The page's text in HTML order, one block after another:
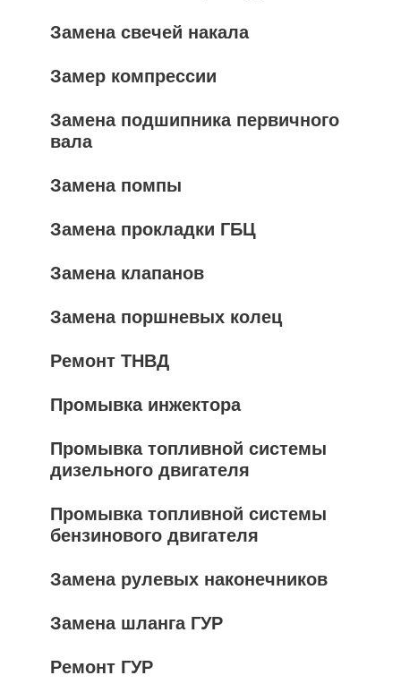
Замена свечей накала
Замер компрессии
Замена подшипника первичного
вала
Замена помпы
Замена прокладки ГБЦ
Замена клапанов
Замена поршневых колец
Ремонт ТНВД
Промывка инжектора
Промывка топливной системы
дизельного двигателя
Промывка топливной системы
бензинового двигателя
Замена рулевых наконечников
Замена шланга ГУР
Ремонт ГУР